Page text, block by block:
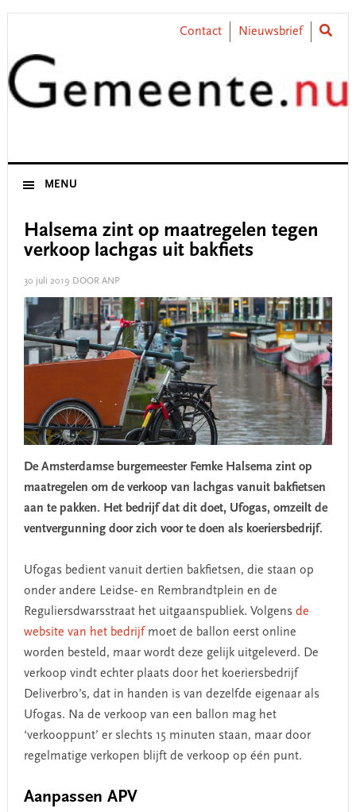
Skip
primary
navigation
Skip
content
Skip
primary
sidebar
Skip
footer
Contact Nieuwsbrief
MENU
Halsema zint op maatregelen tegen
verkoop lachgas uit bakfiets
30 juli 2019 DOOR ANP
De Amsterdamse burgemeester Femke Halsema zint op
maatregelen om de verkoop van lachgas vanuit bakfietsen
aan te pakken. Het bedrijf dat dit doet, Ufogas, omzeilt de
ventvergunning door zich voor te doen als koeriersbedrijf.
Ufogas bedient vanuit dertien bakfietsen, die staan op
onder andere Leidse- en Rembrandtplein en de
Reguliersdwarsstraat het uitgaanspubliek. Volgens de
website van het bedrijfmoet de ballon eerst online
worden besteld, maar wordt deze gelijk uitgeleverd. De
verkoop vindt echter plaats door het koeriersbedrijf
Deliverbro’s, dat in handen is van dezelfde eigenaar als
Ufogas. Na de verkoop van een ballon mag het
‘verkooppunt’ er slechts 15 minuten staan, maar door
regelmatige verkopen blijft de verkoop op één punt.
Aanpassen APV